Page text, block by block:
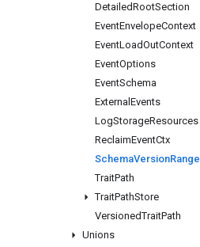
DetailedRootSection
EventEnvelopeContext
EventLoadOutContext
EventOptions
EventSchema
External Events
LogStorageResources
ReclaimEventCtx
SchemaVersionRange
TraitPath
TraitPathStore
VersionedTraitPath
Unions